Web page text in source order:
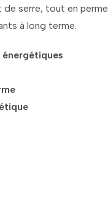
serre, tout en
à long terme.